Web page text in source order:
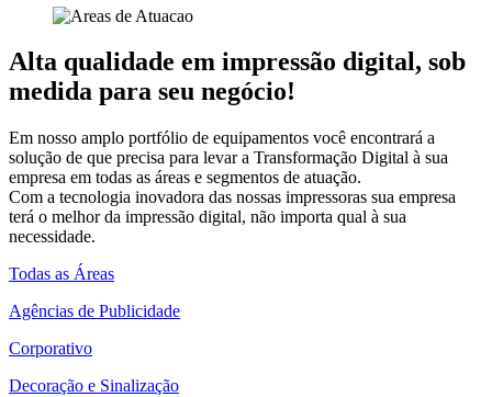
Alta qualidade em impressão digital, sob
medida para seu negócio!
Em nosso amplo portfólio de equipamentos você encontrará a
solução de que precisa para levar a Transformação Digital à sua
empresa em todas as áreas e segmentos de atuação.
Com a tecnologia inovadora das nossas impressoras sua empresa
terá o melhor da impressão digital, não importa qual à sua
necessidade.
Todas as Áreas
Agências de Publicidade
Corporativo
Decoração e Sinalização